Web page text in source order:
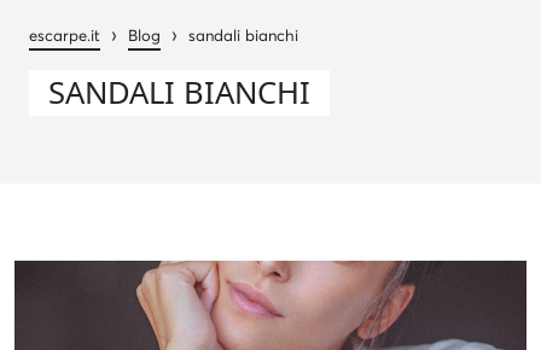
escarpe.it › Blog › sandali bianchi
SANDALI BIANCHI